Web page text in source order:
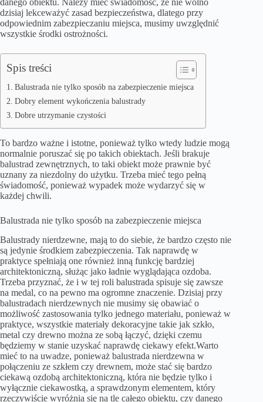
danego obiektu. Należy mieć świadomość, że nie wolno
dzisiaj lekceważyć zasad bezpieczeństwa, dlatego przy
odpowiednim zabezpieczaniu miejsca, musimy uwzględnić
wszystkie środki ostrożności.
Spis treści
Balustrada nie tylko sposób na zabezpieczenie miejsca
Dobry element wykończenia balustrady
Dobre utrzymanie czystości
To bardzo ważne i istotne, ponieważ tylko wtedy ludzie mogą
normalnie poruszać się po takich obiektach. Jeśli brakuje
balustrad zewnętrznych, to taki obiekt może prawnie być
uznany za niezdolny do użytku. Trzeba mieć tego pełną
świadomość, ponieważ wypadek może wydarzyć się w
każdej chwili.
Balustrada nie tylko sposób na zabezpieczenie miejsca
Balustrady nierdzewne, mają to do siebie, że bardzo często nie
są jedynie środkiem zabezpieczenia. Tak naprawdę w
praktyce spełniają one również inną funkcję bardziej
architektoniczną, służąc jako ładnie wyglądająca ozdoba.
Trzeba przyznać, że i w tej roli balustrada spisuje się zawsze
na medal, co na pewno ma ogromne znaczenie. Dzisiaj przy
balustradach nierdzewnych nie musimy się obawiać o
możliwość zastosowania tylko jednego materiału, ponieważ w
praktyce, wszystkie materiały dekoracyjne takie jak szkło,
metal czy drewno można ze sobą łączyć, dzięki czemu
będziemy w stanie uzyskać naprawdę ciekawy efekt.Warto
mieć to na uwadze, ponieważ balustrada nierdzewna w
połączeniu ze szkłem czy drewnem, może stać się bardzo
ciekawą ozdobą architektoniczną, która nie będzie tylko i
wyłącznie ciekawostką, a sprawdzonym elementem, który
rzeczywiście wyróżnia się na tle całego obiektu, czy danego